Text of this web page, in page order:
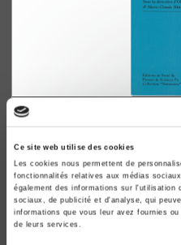
Ce site web utilise des cookies
Les cookies nous permettent de
fonctionnalités relatives aux médias
également des informations sur l'utilisation
sociaux, de publicité et d'analyse, qui
informations que vous leur avez fournies
de leurs services.
Maladies chroniques et
Marie-Claude Hittinger-Le Gros,